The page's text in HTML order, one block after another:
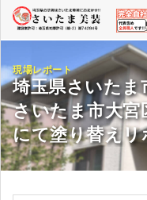
現場レポート
埼玉県さいた
さいたま市大宮
にて塗り替えリ